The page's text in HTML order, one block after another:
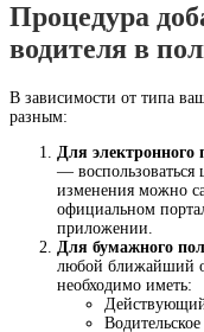
Процедура
водителя в
В зависимости от типа
разным:
Для
—
изменения можно
официальном
приложении.
Для бумажного
любой ближайший
необходимо иметь: